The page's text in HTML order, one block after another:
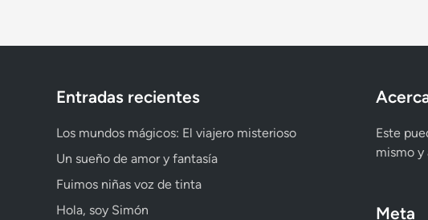
Entradas recientes
Los mundos mágicos: El viajero misterioso
Un sueño de amor y fantasía
Fuimos niñas voz de tinta
Hola, soy Simón
Este
mismo y
Meta